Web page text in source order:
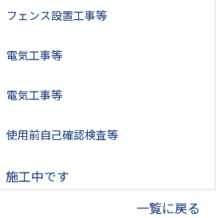
フェンス設置工事等
電気工事等
電気工事等
使用前自己確認検査等
施工中です
一覧に戻る